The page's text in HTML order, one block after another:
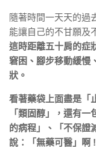
隨著時間一天天的過
能讓自己的不甘願及
這時距離五十肩的症
窘困、腳步移動緩慢
狀。
看著藥袋上面盡是「
「類固醇」，還有
的病程」、「不保證
說：「無藥可醫」啊 !